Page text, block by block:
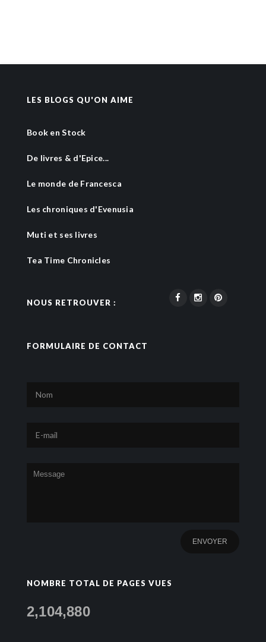
LES BLOGS QU'ON AIME
Book en Stock
De livres & d'Epice...
Le monde de Francesca
Les chroniques d'Evenusia
Muti et ses livres
Tea Time Chronicles
NOUS RETROUVER :
FORMULAIRE DE CONTACT
NOMBRE TOTAL DE PAGES VUES
2,104,880